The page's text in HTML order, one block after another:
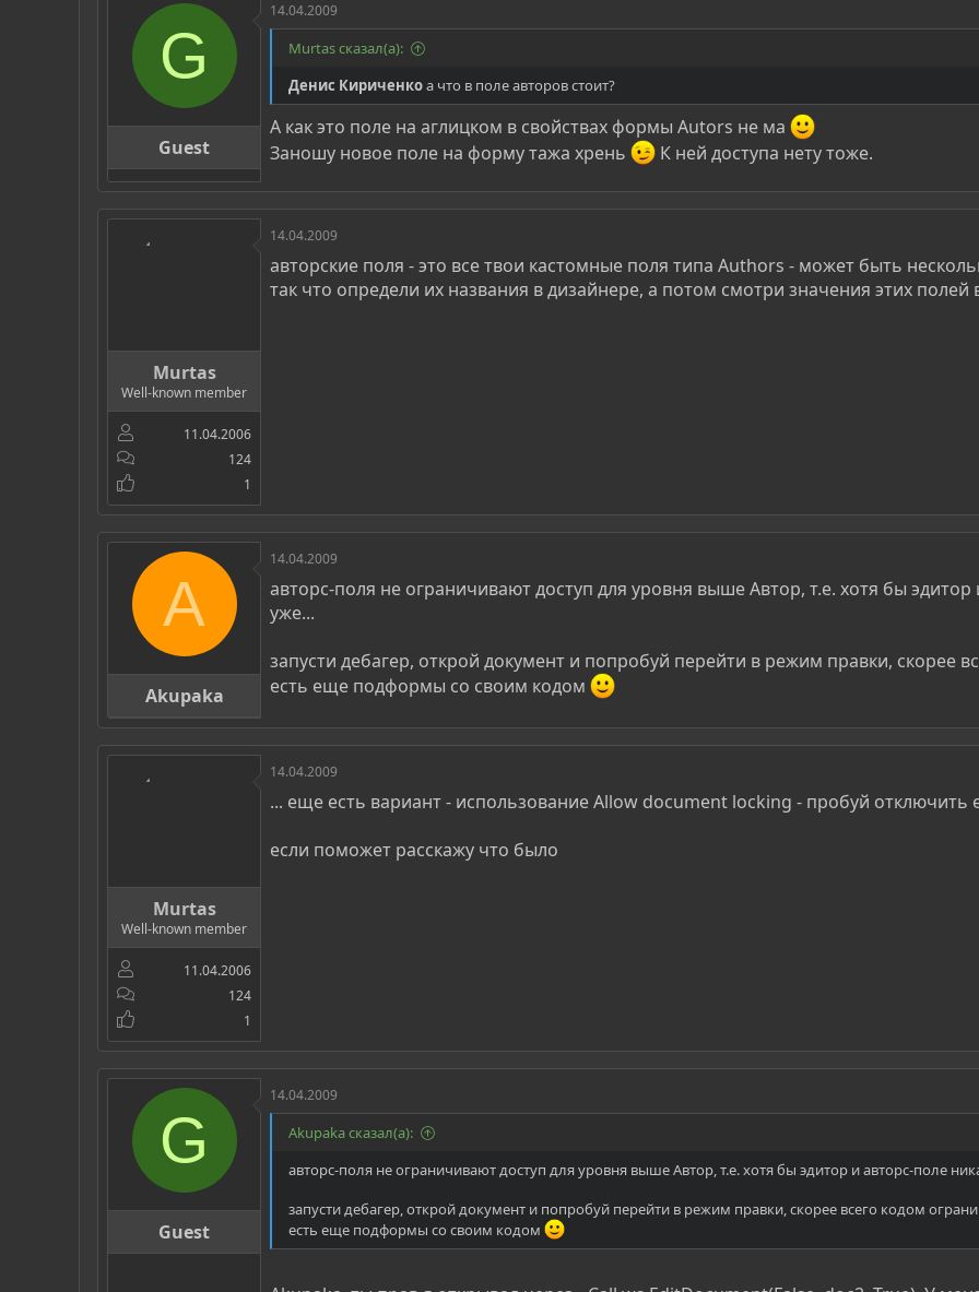
G
Guest
14.04.2009
Murtas сказал(а):
Денис Кириченкоа что в поле авторов стоит?
А как это поле на аглицком в свойствах формы Autors не ма
Заношу новое поле на форму тажа хрень
К ней доступа нету тоже.
Murtas
Well-known member
11.04.2006
124
1
14.04.2009
авторские поля - это все твои кастомные поля типа Authors - может быть
так что определи их названия в дизайнере, а потом смотри значения этих полей
A
Akupaka
14.04.2009
авторс-поля не ограничивают доступ для уровня выше Автор, т.е. хотя бы эдитор
уже...
запусти дебагер, открой документ и попробуй перейти в режим правки, скорее
есть еще подформы со своим кодом
Murtas
Well-known member
11.04.2006
124
1
14.04.2009
... еще есть вариант - использование Allow document locking - пробуй отключить
если поможет расскажу что было
G
Guest
14.04.2009
Akupaka сказал(а):
авторс-поля не ограничивают доступ для уровня выше Автор, т.е. хотя бы эдитор и авторс-поле
запусти дебагер, открой документ и попробуй перейти в режим правки, скорее всего кодом
есть еще подформы со своим кодом